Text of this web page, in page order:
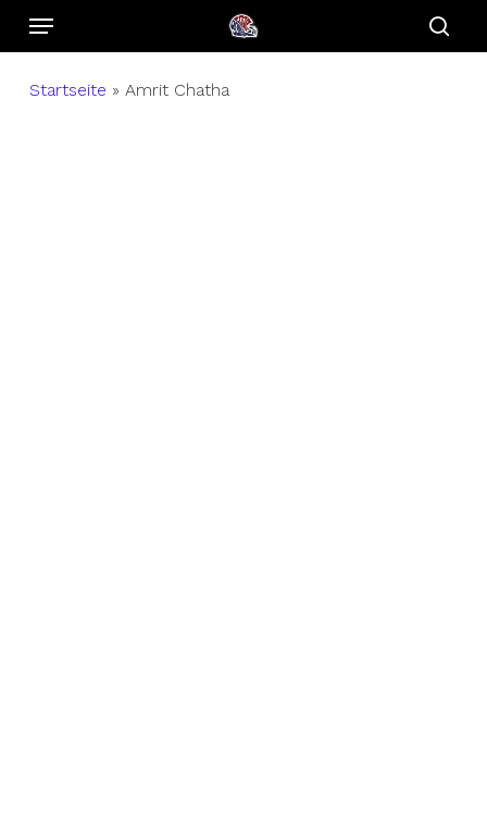
SkipMenu
Startseite » Amrit Chatha